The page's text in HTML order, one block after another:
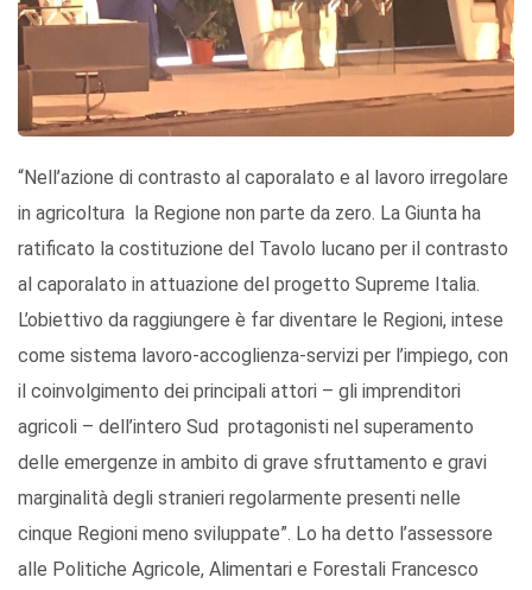
“Nell’azione di contrasto al caporalato e al lavoro irregolare
in agricoltura la Regione non parte da zero. La Giunta ha
ratificato la costituzione del Tavolo lucano per il contrasto
al caporalato in attuazione del progetto Supreme Italia.
L’obiettivo da raggiungere è far diventare le Regioni, intese
come sistema lavoro-accoglienza-servizi per l’impiego, con
il coinvolgimento dei principali attori – gli imprenditori
agricoli – dell’intero Sud protagonisti nel superamento
delle emergenze in ambito di grave sfruttamento e gravi
marginalità degli stranieri regolarmente presenti nelle
cinque Regioni meno sviluppate”. Lo ha detto l’assessore
alle Politiche Agricole, Alimentari e Forestali Francesco